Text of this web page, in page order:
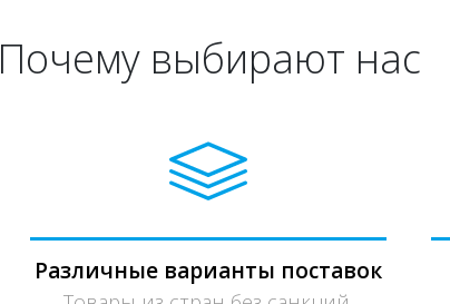
Почему выбирают нас
Различные варианты поставок